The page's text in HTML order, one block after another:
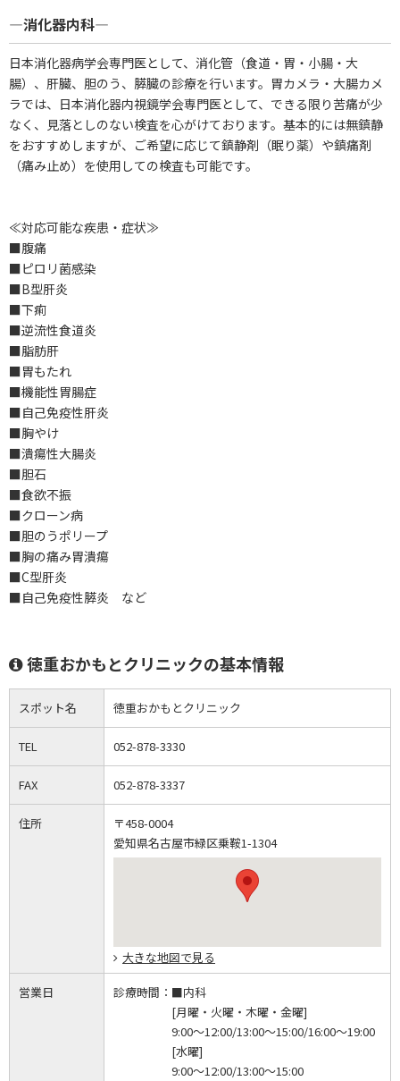
―消化器内科―
日本消化器病学会専門医として、消化管（食道・胃・小腸・大
腸）、肝臓、胆のう、膵臓の診療を行います。胃カメラ・大腸カメ
ラでは、日本消化器内視鏡学会専門医として、できる限り苦痛が少
なく、見落としのない検査を心がけております。基本的には無鎮静
をおすすめしますが、ご希望に応じて鎮静剤（眠り薬）や鎮痛剤
（痛み止め）を使用しての検査も可能です。
≪対応可能な疾患・症状≫
■腹痛
■ピロリ菌感染
■B型肝炎
■下痢
■逆流性食道炎
■脂肪肝
■胃もたれ
■機能性胃腸症
■自己免疫性肝炎
■胸やけ
■潰瘍性大腸炎
■胆石
■食欲不振
■クローン病
■胆のうポリープ
■胸の痛み胃潰瘍
■C型肝炎
■自己免疫性膵炎 など
徳重おかもとクリニックの基本情報
スポット名 徳重おかもとクリニック
TEL 052-878-3330
FAX 052-878-3337
住所
〒458-0004
愛知県名古屋市緑区乗鞍1-1304
大きな地図で見る
営業日 診療時間： ■内科
[月曜・火曜・木曜・金曜]
9:00～12:00/13:00～15:00/16:00～19:00
[水曜]
9:00～12:00/13:00～15:00